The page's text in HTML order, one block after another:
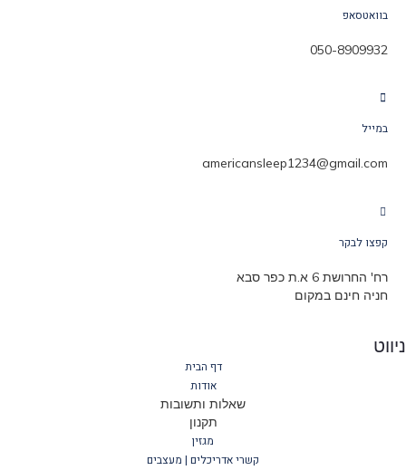
בוואטסאפ
050-8909932
במייל
americansleep1234@gmail.com
קפצו לבקר
רח' החרושת 6 א.ת כפר סבא
חניה חינם במקום
דף הבית
אודות
שאלות ותשובות
תקנון
מגזין
קשרי אדריכלים | מעצבים